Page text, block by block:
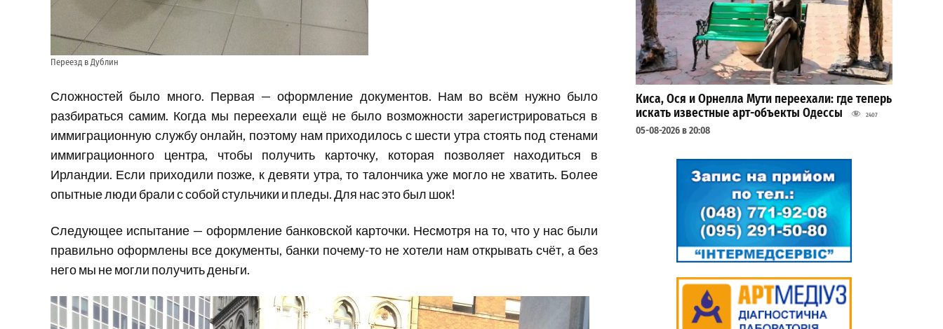
Переезд в Дублин
Сложностей было много. Первая — оформление документов. Нам во всём нужно было
разбираться самим. Когда мы переехали ещё не было возможности зарегистрироваться в
иммиграционную службу онлайн, поэтому нам приходилось с шести утра стоять под стенами
иммиграционного центра, чтобы получить карточку, которая позволяет находиться в
Ирландии. Если приходили позже, к девяти утра, то талончика уже могло не хватить. Более
опытные люди брали с собой стульчики и пледы. Для нас это был шок!
Следующее испытание — оформление банковской карточки. Несмотря на то, что у нас были
правильно оформлены все документы, банки почему-то не хотели нам открывать счёт, а без
него мы не могли получить деньги.
Киса, Ося и Орнелла Мути переехали: где теперь
искать известные арт-объекты Одессы
2407
05-08-2026 в 20:08